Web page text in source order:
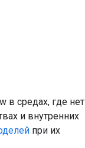
в средах, где нет
и внутренних
при их